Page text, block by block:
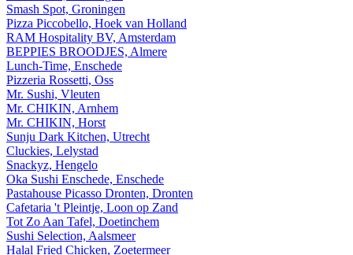
Smash Spot, Groningen
Pizza Piccobello, Hoek van Holland
RAM Hospitality BV, Amsterdam
BEPPIES BROODJES, Almere
Lunch-Time, Enschede
Pizzeria Rossetti, Oss
Mr. Sushi, Vleuten
Mr. CHIKIN, Arnhem
Mr. CHIKIN, Horst
Sunju Dark Kitchen, Utrecht
Cluckies, Lelystad
Snackyz, Hengelo
Oka Sushi Enschede, Enschede
Pastahouse Picasso Dronten, Dronten
Cafetaria 't Pleintje, Loon op Zand
Tot Zo Aan Tafel, Doetinchem
Sushi Selection, Aalsmeer
Halal Fried Chicken, Zoetermeer